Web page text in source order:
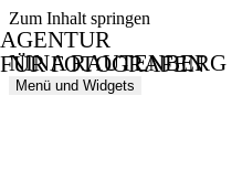
Zum Inhalt springen
NINA RAUTENBERG
AGENTUR
FÜR FOTOGRAFEN
Menü und Widgets